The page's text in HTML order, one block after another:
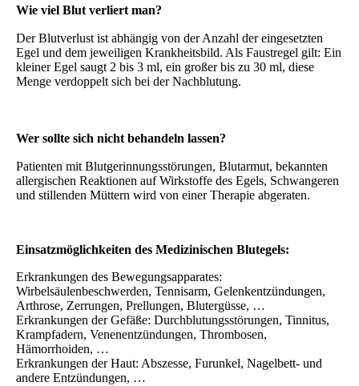
Wie viel Blut verliert man?
Der Blutverlust ist abhängig von der Anzahl der eingesetzten
Egel und dem jeweiligen Krankheitsbild. Als Faustregel gilt: Ein
kleiner Egel saugt 2 bis 3 ml, ein großer bis zu 30 ml, diese
Menge verdoppelt sich bei der Nachblutung.
Wer sollte sich nicht behandeln lassen?
Patienten mit Blutgerinnungsstörungen, Blutarmut, bekannten
allergischen Reaktionen auf Wirkstoffe des Egels, Schwangeren
und stillenden Müttern wird von einer Therapie abgeraten.
Einsatzmöglichkeiten des Medizinischen Blutegels:
Erkrankungen des Bewegungsapparates:
Wirbelsäulenbeschwerden, Tennisarm, Gelenkentzündungen,
Arthrose, Zerrungen, Prellungen, Blutergüsse, …
Erkrankungen der Gefäße: Durchblutungsstörungen, Tinnitus,
Krampfadern, Venenentzündungen, Thrombosen,
Hämorrhoiden, …
Erkrankungen der Haut: Abszesse, Furunkel, Nagelbett- und
andere Entzündungen, …